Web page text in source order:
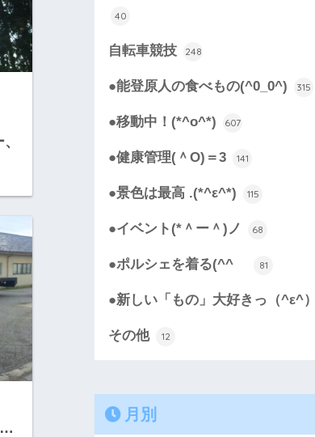
…
40
自転車競技 248
●能登原人の食べもの(^0_0^) 315
●移動中！(*^o^*) 607
●健康管理(＾O)＝3 141
●景色は最高 .(*^ε^*) 115
●イベント(*＾ー＾)ノ 68
●ポルシェを着る(^^ゞ 81
●新しい「もの」大好きっ（^ε^）
その他 12
月別